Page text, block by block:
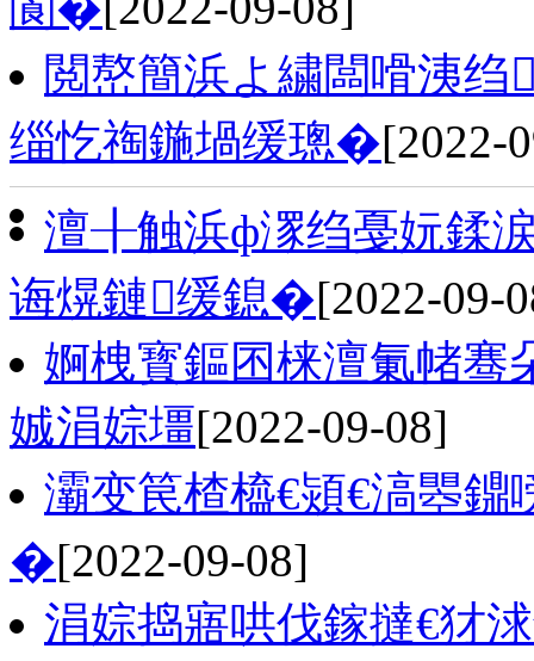
閲嶅簡浜よ繍闆嗗洟
缁忔祹鍦堝缓璁�[2022-
澶╂触浜ф潈绉戞妧鍒
诲熀鏈缓鎴�[2022-09-
婀栧寳鏂囨梾澶氭帾骞
娍涓婃壃[2022-09-08]
灞变笢楂橀€熲€滈瞾
�[2022-09-08]
涓婃捣寤哄伐鎵撻€犲